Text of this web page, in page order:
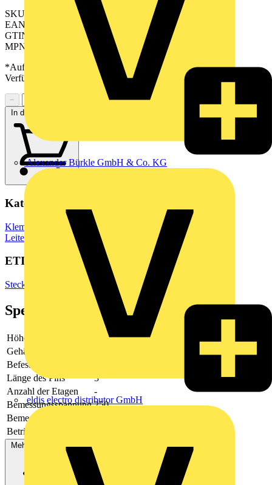
Alexander Bürkle GmbH & Co. KG
eldis electro distributor GmbH
SKU: 2651110000
EAN: 04050118635867
GTIN: 04050118635867
MPN: TMS 5.00/18/90 3.0SN GN BX
*Auf Anfrage verfügbar - bitte in den Warenkorb legen, um
Verfügbarkeit zu prüfen
−
+
In den Warenkorb
Kategorien
Klemmen, Steckverbinder & Verbindungselemente
Leiterplattensteckverbinder
ETIM Group
Steckverbinder
Spezifikationen
Höhe
Gehäusefarbe
Befestigungsart
Länge des Pins
3
Anzahl der Etagen
-
Bemessungsspannung 250
Bemessungsstrom In
Betriebstemperatur
Mehr anzeigen